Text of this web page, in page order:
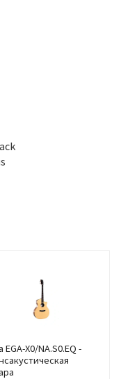
EGA-X0/NA.S0.EQ -